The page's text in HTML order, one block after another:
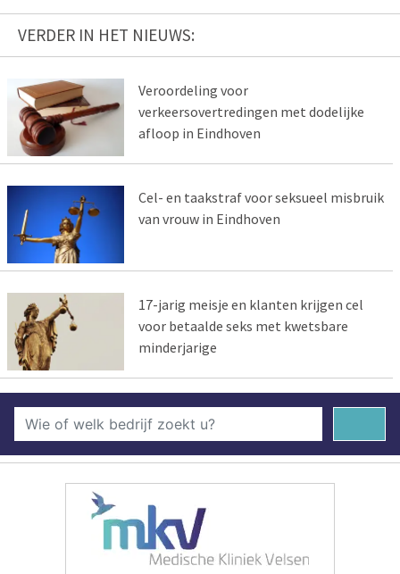
VERDER IN HET NIEUWS:
Veroordeling voor
verkeersovertredingen met dodelijke
afloop in Eindhoven
Cel- en taakstraf voor seksueel misbruik
van vrouw in Eindhoven
17-jarig meisje en klanten krijgen cel
voor betaalde seks met kwetsbare
minderjarige